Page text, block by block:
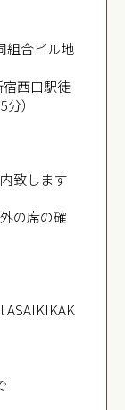
組合ビル地
宿西口駅徒
）
致します
の席の確
ASAIKIKAK